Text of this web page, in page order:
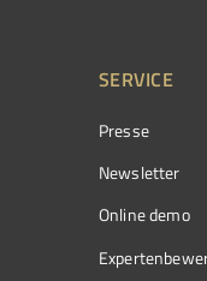
SERVICE
Presse
Newsletter
Online demo